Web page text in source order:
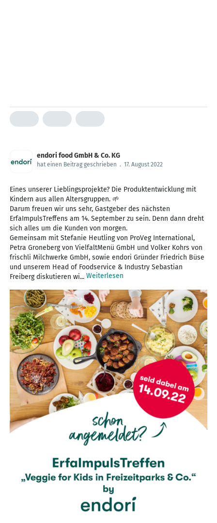
endori food GmbH & Co. KG
hat einen Beitrag geschrieben . 17. August 2022
Eines unserer Lieblingsprojekte? Die Produktentwicklung mit
Kindern aus allen Altersgruppen. 🌱
Darum freuen wir uns sehr, Gastgeber des nächsten
ErfaImpulsTreffens am 14. September zu sein. Denn dann dreht
sich alles um die Kunden von morgen.
Gemeinsam mit Stefanie Heutling von ProVeg International,
Petra Groneberg von VielfaltMenü GmbH und Volker Kohrs von
frischli Milchwerke GmbH, sowie endori Gründer Friedrich Büse
und unserem Head of Foodservice & Industry Sebastian
Freiberg diskutieren wi... Weiterlesen